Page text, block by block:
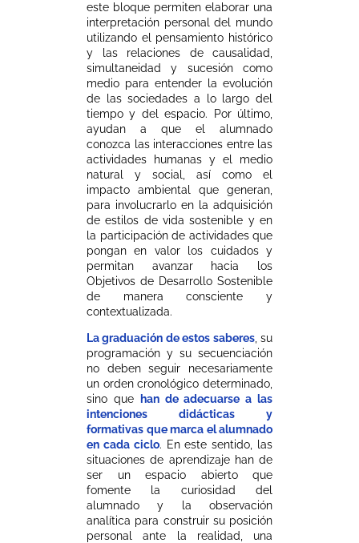
este bloque permiten elaborar una
interpretación personal del mundo
utilizando el pensamiento histórico
y las relaciones de causalidad,
simultaneidad y sucesión como
medio para entender la evolución
de las sociedades a lo largo del
tiempo y del espacio. Por último,
ayudan a que el alumnado
conozca las interacciones entre las
actividades humanas y el medio
natural y social, así como el
impacto ambiental que generan,
para involucrarlo en la adquisición
de estilos de vida sostenible y en
la participación de actividades que
pongan en valor los cuidados y
permitan avanzar hacia los
Objetivos de Desarrollo Sostenible
de manera consciente y
contextualizada.
La graduación de estos saberes, su
programación y su secuenciación
no deben seguir necesariamente
un orden cronológico determinado,
sino que
han de adecuarse a las
intenciones didácticas y
formativas que marca el alumnado
en cada ciclo. En este sentido, las
situaciones de aprendizaje han de
ser un espacio abierto que
fomente la curiosidad del
alumnado y la observación
analítica para construir su posición
personal ante la realidad, una